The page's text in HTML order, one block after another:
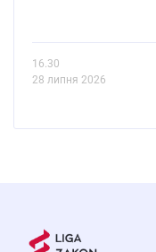
16.30
28 липня 2026